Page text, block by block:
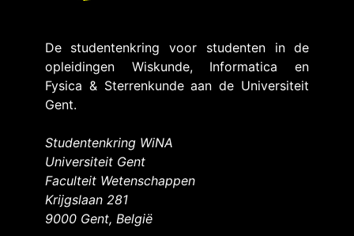
De studentenkring voor studenten in de
opleidingen Wiskunde, Informatica en
Fysica & Sterrenkunde aan de Universiteit
Gent.
Studentenkring WiNA
Universiteit Gent
Faculteit Wetenschappen
Krijgslaan 281
9000 Gent, België